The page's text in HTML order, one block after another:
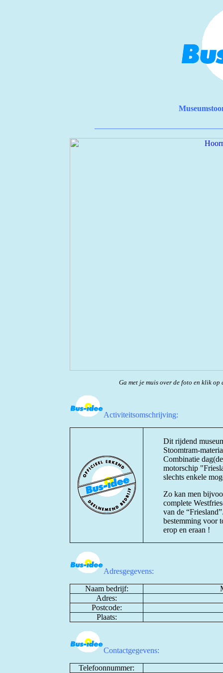
Ga met je muis over de foto en klik
Activiteitsomschrijving:
Dit rijdend
Stoomtram-
Combinatie
motorschip
slechts enkele
Zo kan men
complete
van de
bestemming voor
erop en eraan !
Adresgegevens:
Naam bedrijf:
Adres:
Postcode:
Plaats:
Contactgegevens:
Telefoonnummer: